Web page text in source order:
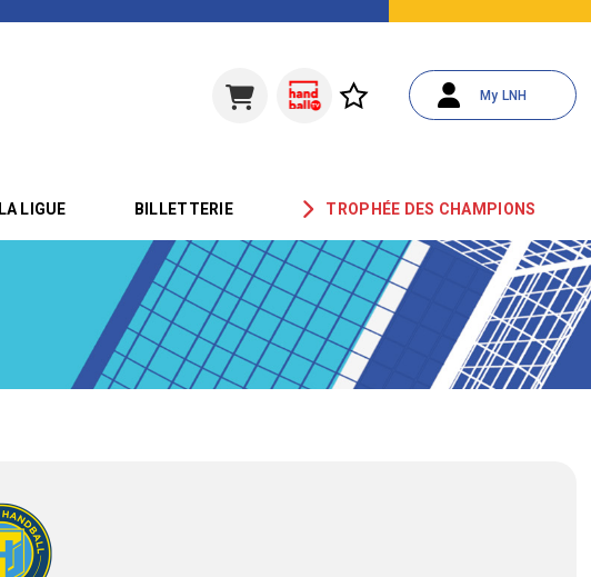
My LNH
LA LIGUE BILLETTERIE TROPHÉE DES CHAMPIONS